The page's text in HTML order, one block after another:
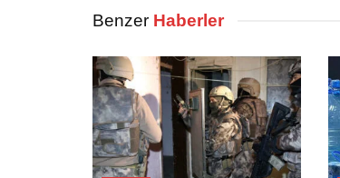
Benzer Haberler